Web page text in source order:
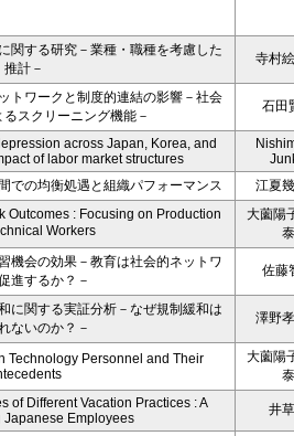
関する研究－業種・職種を考慮した
推計－
寺村
トワークと制度的連結の影響－社会
スクリーニング機能－
石田
across Japan, Korea, and
of labor market structures
での均衡処遇と組織パフォーマンス
江夏
Outcomes : Focusing on Production
Workers
大薗陽
泰
機会の効果－教育は社会的ネットワ
進するか？－
佐藤
に関する実証分析－なぜ規制緩和は
ないのか？－
澤野
Technology Personnel and Their
大薗陽
泰
of Different Vacation Practices : A
Japanese Employees
井